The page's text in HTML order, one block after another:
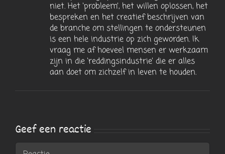
niet. Het ‘probleem’, het willen oplossen, het
bespreken en het creatief beschrijven van
de branche om stellingen te ondersteunen
is een hele industrie op zich geworden. Ik
vraag me af hoeveel mensen er werkzaam
zijn in die ‘reddingsindustrie’ die er alles
aan doet om zichzelf in leven te houden.
Geef een reactie
Reactie